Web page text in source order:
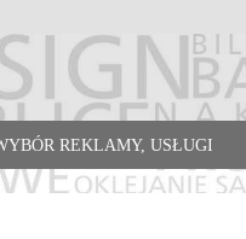
REKLAMY, USŁUGI